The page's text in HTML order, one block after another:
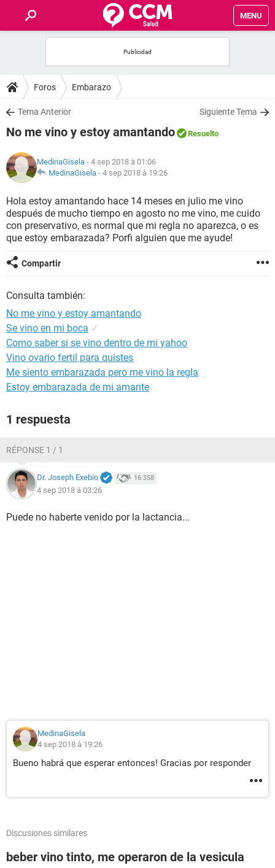
MENU
FORUMS
SALUD
NUTRICIÓN
BIENESTAR
SEXUALIDAD
GLOSARIO
Foros Embarazo
Tema Anterior Siguiente Tema
No me vino y estoy amantando Resuelto
MedinaGisela - 4 sep 2018 à 01:06
MedinaGisela - 4 sep 2018 à 19:26
Hola estoy amantando hace 14 meses en julio me vino
después de mucho tiempo en agosto no me vino, me cuido
con preservativo, es normal que mi regla no aparezca, o es
que estoy embarazada? Porfi alguien que me ayude!
Compartir
Consulta también:
No me vino y estoy amantando
Se vino en mi boca ✓
Como saber si se vino dentro de mi yahoo
Vino ovario fertil para quistes
Me siento embarazada pero me vino la regla
Estoy embarazada de mi amante
1 respuesta
RÉPONSE 1 / 1
Dr. Joseph Exebio 16.358
4 sep 2018 à 03:26
Puede no haberte venido por la lactancia...
MedinaGisela
4 sep 2018 à 19:26
Bueno habrá que esperar entonces! Gracias por responder
Discusiones similares
beber vino tinto, me operaron de la vesicula